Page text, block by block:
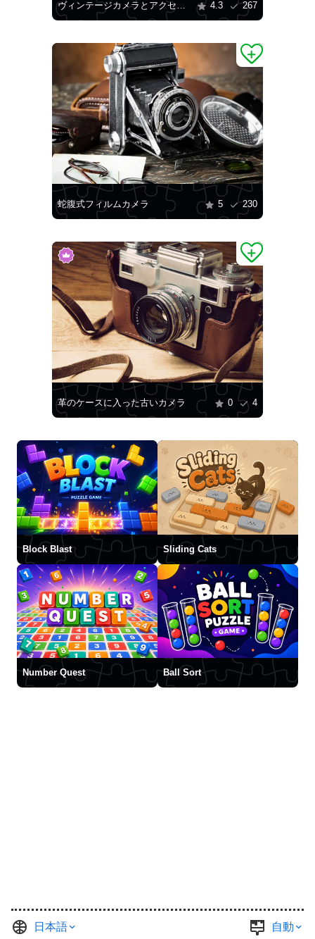
ヴィンテージカメラとアクセサリー 4.3 267
蛇腹式フィルムカメラ 5 230
革のケースに入った古いカメラ 0 4
Block Blast Sliding Cats
Number Quest Ball Sort
日本語 自動